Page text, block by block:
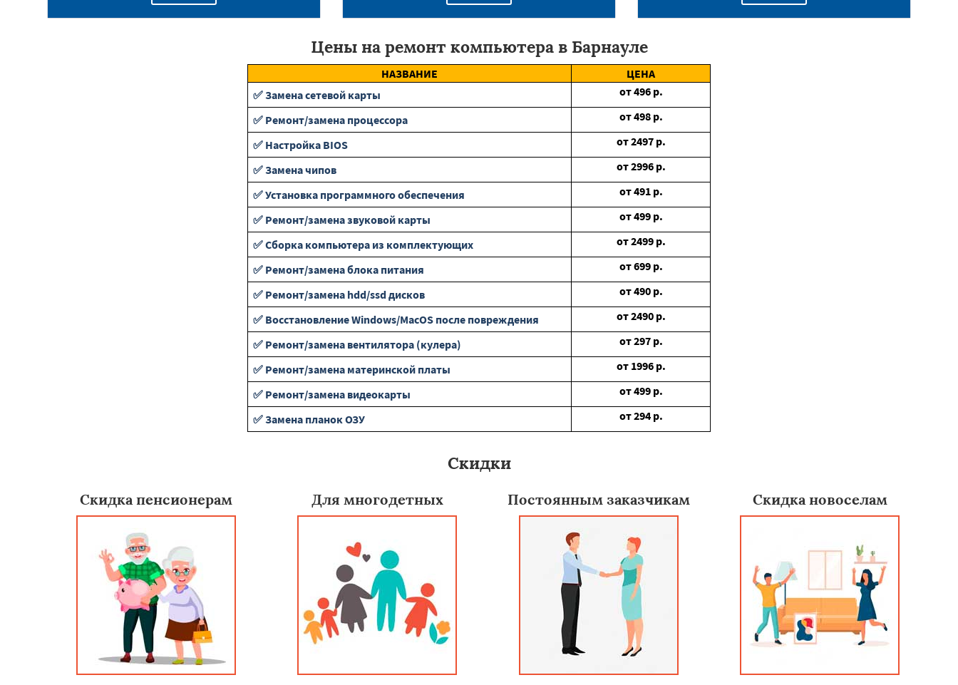
Цены на ремонт компьютера в Барнауле
НАЗВАНИЕ
ЦЕНА
✅ Замена сетевой карты
от496 р.
✅ Ремонт/замена процессора
от498 р.
✅ Настройка BIOS
от2497 р.
✅ Замена чипов
от2996 р.
✅ Установка программного обеспечения
от491 р.
✅ Ремонт/замена звуковой карты
от499 р.
✅ Сборка компьютера из комплектующих
от2499 р.
✅ Ремонт/замена блока питания
от699 р.
✅ Ремонт/замена hdd/ssd дисков
от490 р.
✅ Восстановление Windows/MacOS после повреждения
от2490 р.
✅ Ремонт/замена вентилятора (кулера)
от297 р.
✅ Ремонт/замена материнской платы
от 1996 р.
✅ Ремонт/замена видеокарты
от499 р.
✅ Замена планок ОЗУ
от294 р.
Скидки
Скидка пенсионерам Для многодетных Постоянным заказчикам Скидка новоселам